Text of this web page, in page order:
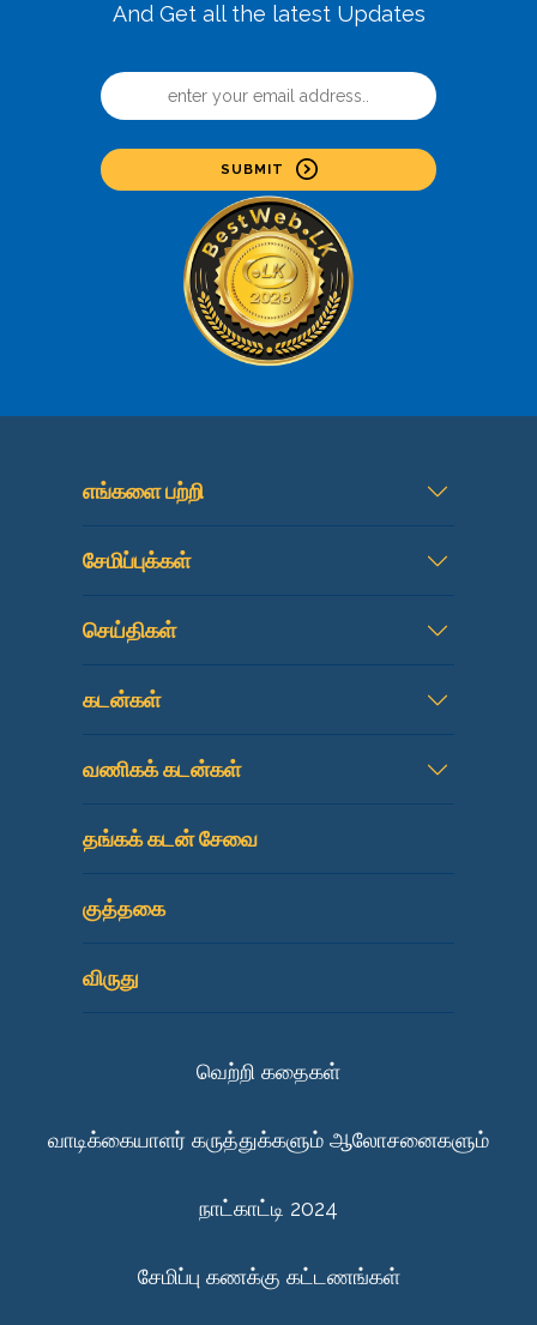
And Get all the latest Updates
SUBMIT
எங்களை பற்றி
சேமிப்புக்கள்
செய்திகள்
கடன்கள்
வணிகக் கடன்கள்
தங்கக் கடன் சேவை
குத்தகை
விருது
வெற்றி கதைகள்
வாடிக்கையாளர் கருத்துக்களும் ஆலோசனைகளும்
நாட்காட்டி 2024
சேமிப்பு கணக்கு கட்டணங்கள்